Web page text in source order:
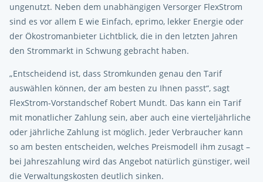
ungenutzt. Neben dem unabhängigen Versorger FlexStrom
sind es vor allem E wie Einfach, eprimo, lekker Energie oder
der Ökostromanbieter Lichtblick, die in den letzten Jahren
den Strommarkt in Schwung gebracht haben.
„Entscheidend ist, dass Stromkunden genau den Tarif
auswählen können, der am besten zu Ihnen passt“, sagt
FlexStrom-Vorstandschef Robert Mundt. Das kann ein Tarif
mit monatlicher Zahlung sein, aber auch eine vierteljährliche
oder jährliche Zahlung ist möglich. Jeder Verbraucher kann
so am besten entscheiden, welches Preismodell ihm zusagt –
bei Jahreszahlung wird das Angebot natürlich günstiger, weil
die Verwaltungskosten deutlich sinken.